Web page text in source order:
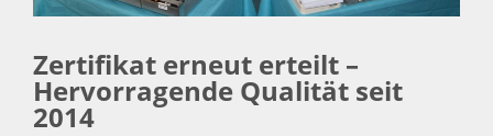
Zertifikat erneut erteilt –
Hervorragende Qualität seit
2014